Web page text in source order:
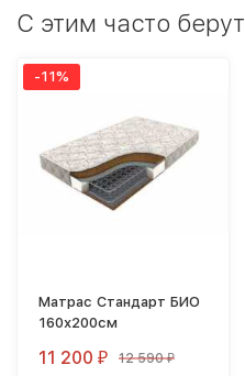
С этим часто берут
-11%
Матрас Стандарт БИО
160х200см
11 200 ₽ 12 590₽